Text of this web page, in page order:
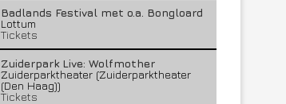
Badlands Festival met o.a. Bongloard
Lottum
Tickets
Zuiderpark Live: Wolfmother
Zuiderparktheater (Zuiderparktheater
(Den Haag))
Tickets